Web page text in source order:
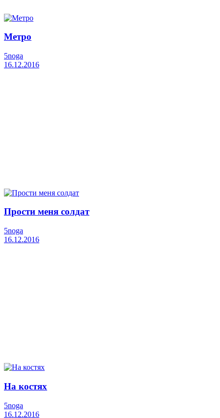
Метро
5noga
16.12.2016
Прости меня солдат
5noga
16.12.2016
На костях
5noga
16.12.2016